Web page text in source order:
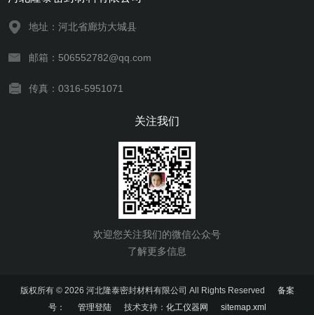
地址：河北省廊坊大城县
邮箱：506552782@qq.com
传真：0316-5951071
关注我们
欢迎您关注我们的微信公众号
了解更多信息
版权所有 © 2026 河北隆泰密封材料有限公司 All Rights Reserved 备案
号：
管理登陆技术支持： 化工仪器网 sitemap.xml